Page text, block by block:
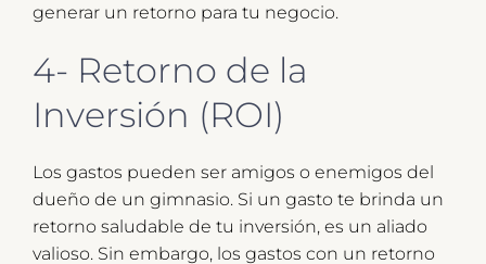
generar un retorno para tu negocio.
4- Retorno de la
Inversión (ROI)
Los gastos pueden ser amigos o enemigos del
dueño de un gimnasio. Si un gasto te brinda un
retorno saludable de tu inversión, es un aliado
valioso. Sin embargo, los gastos con un retorno